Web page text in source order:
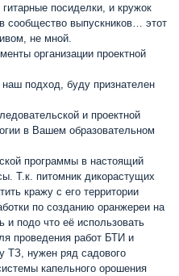
гитарные посиделки, и кружок
сообщество выпускников… этот
не мной.
организации проектной
подход, буду признателен
и проектной
в Вашем образовательном
программы в настоящий
Т.к. питомник дикорастущих
кражу с его территории
по созданию оранжереи на
и подо что её использовать
проведения работ БТИ и
ТЗ, нужен ряд садового
капельного орошения